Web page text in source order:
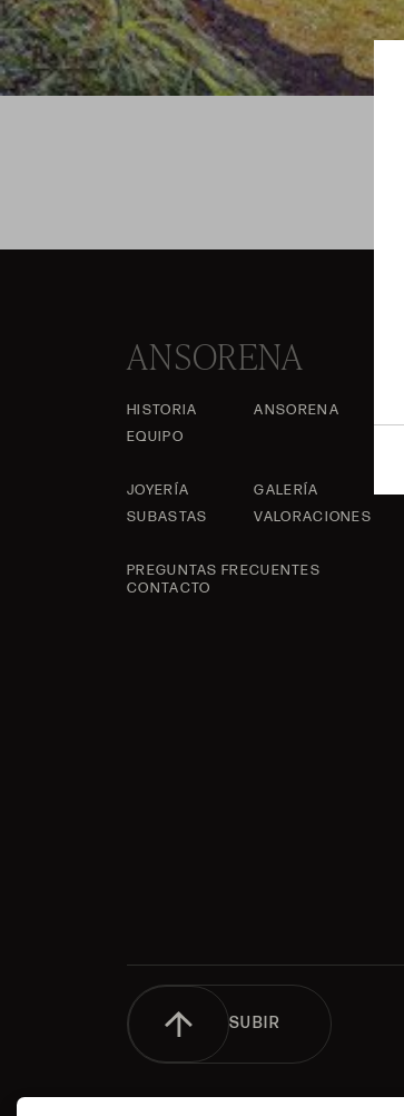
ANSORENA
HISTORIA
ANSORENA
EQUIPO
JOYERÍA
GALERÍA
SUBASTAS
VALORACIONES
PREGUNTAS FRECUENTES
CONTACTO
SUBIR